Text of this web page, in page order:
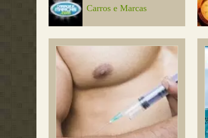
Carros e Marcas